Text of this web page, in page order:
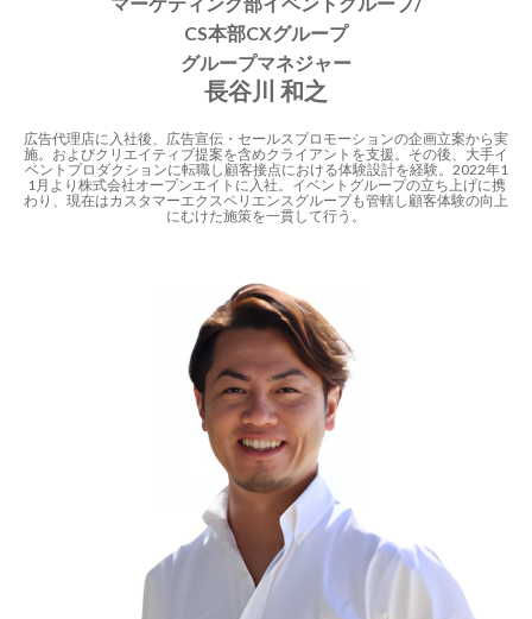
CS本部CXグループ
グループマネジャー
長谷川 和之
広告代理店に入社後、広告宣伝・セールスプロモーションの企画立案から実
施。およびクリエイティブ提案を含めクライアントを支援。その後、大手イ
ベントプロダクションに転職し顧客接点における体験設計を経験。2022年1
1月より株式会社オープンエイトに入社。イベントグループの立ち上げに携
わり、現在はカスタマーエクスペリエンスグループも管轄し顧客体験の向上
にむけた施策を一貫して行う。